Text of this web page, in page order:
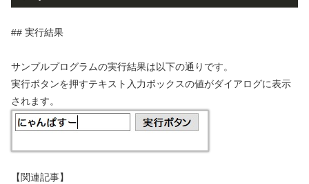
## 実行結果
サンプルプログラムの実行結果は以下の通りです。
実行ボタンを押すテキスト入力ボックスの値がダイアログに表示
されます。
【関連記事】